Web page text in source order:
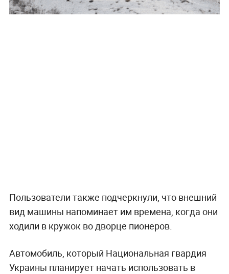
Пользователи также подчеркнули, что внешний
вид машины напоминает им времена, когда они
ходили в кружок во дворце пионеров.
Автомобиль, который Национальная гвардия
Украины планирует начать использовать в